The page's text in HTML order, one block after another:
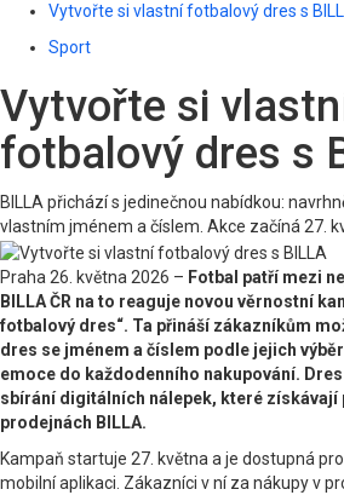
Vytvořte si vlastní fotbalový dres s
Sport
Vytvořte si
fotbalový dres s
BILLA přichází s jedinečnou nabídkou:
vlastním jménem a číslem. Akce začíná 27.
Praha 26. května 2026 – Fotbal patří mezi
BILLA ČR na to reaguje novou věrnostní
fotbalový dres“. Ta přináší zákazníkům
dres se jménem a číslem podle jejich
emoce do každodenního nakupování.
sbírání digitálních nálepek, které získávají
prodejnách BILLA.
Kampaň startuje 27. května a je dostupná
mobilní aplikaci. Zákazníci v ní za nákupy v